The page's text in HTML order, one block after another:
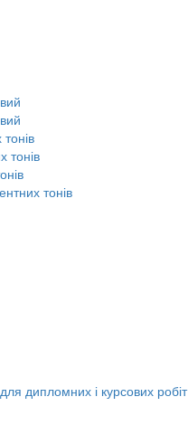
тонів
тонів
дипломних і курсових робіт